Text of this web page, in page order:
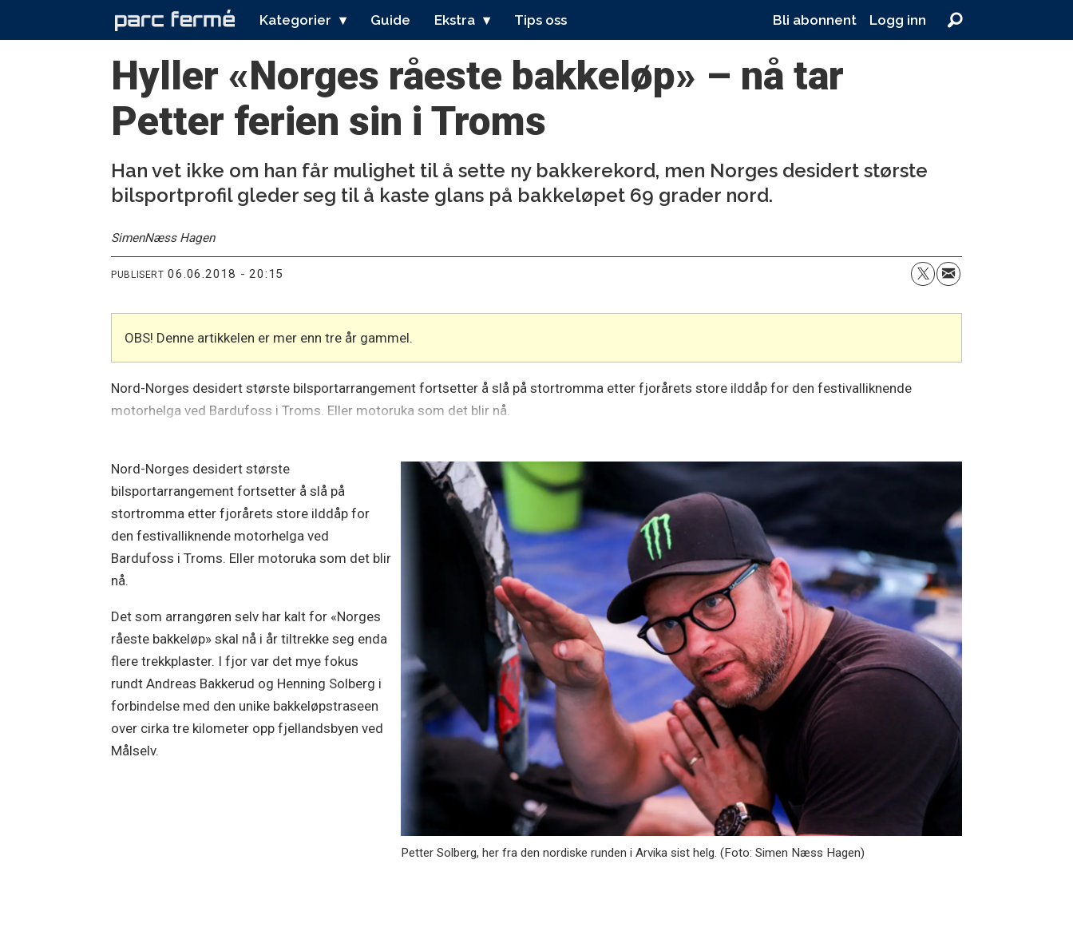
Kategorier Guide Ekstra Tips oss Bli abonnent Logg inn
Hyller «Norges råeste bakkeløp» – nå tar
Petter ferien sin i Troms
Han vet ikke om han får mulighet til å sette ny bakkerekord, men Norges desidert største
bilsportprofil gleder seg til å kaste glans på bakkeløpet 69 grader nord.
SimenNæss Hagen
PUBLISERT 06.06.2018 - 20:15
OBS! Denne artikkelen er mer enn tre år gammel.
Nord-Norges desidert største bilsportarrangement fortsetter å slå på stortromma etter fjorårets store ilddåp for den festivalliknende
motorhelga ved Bardufoss i Troms. Eller motoruka som det blir nå.
Petter Solberg, her fra den nordiske runden i Arvika sist helg. (Foto: Simen Næss Hagen)
Nord-Norges desidert største
bilsportarrangement fortsetter å slå på
stortromma etter fjorårets store ilddåp for
den festivalliknende motorhelga ved
Bardufoss i Troms. Eller motoruka som det blir
nå.
Det som arrangøren selv har kalt for «Norges
råeste bakkeløp» skal nå i år tiltrekke seg enda
flere trekkplaster. I fjor var det mye fokus
rundt Andreas Bakkerud og Henning Solberg i
forbindelse med den unike bakkeløpstraseen
over cirka tre kilometer opp fjellandsbyen ved
Målselv.